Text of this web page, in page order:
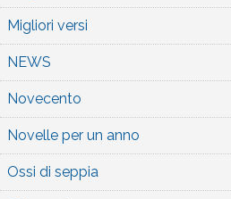
Migliori versi
NEWS
Novecento
Novelle per un anno
Ossi di seppia